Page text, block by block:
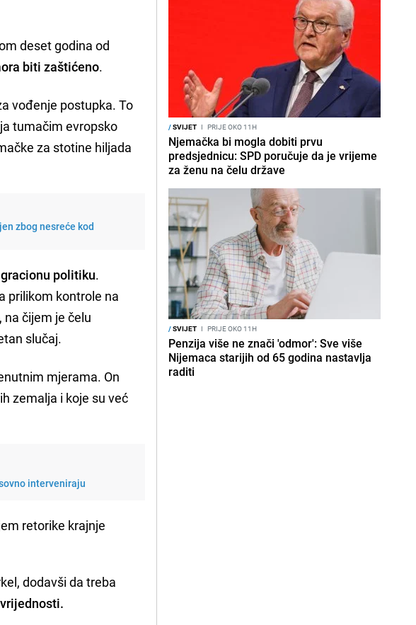
deset godina od
biti zaštićeno.
vođenje postupka. To
tumačim evropsko
za stotine hiljada
zbog nesreće kod
politiku.
prilikom kontrole na
čijem je čelu
slučaj.
mjerama. On
zemalja i koje su već
interveniraju
retorike krajnje
dodavši da treba
/SVIJET I PRIJE OKO 11H
Njemačka bi mogla dobiti prvu
predsjednicu: SPD poručuje da je vrijeme
za ženu na čelu države
/SVIJET I PRIJE OKO 11H
Penzija više ne znači 'odmor': Sve više
Nijemaca starijih od 65 godina nastavlja
raditi